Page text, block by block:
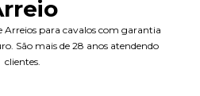
Arreios para cavalos com garantia
São mais de 28 anos atendendo
clientes.